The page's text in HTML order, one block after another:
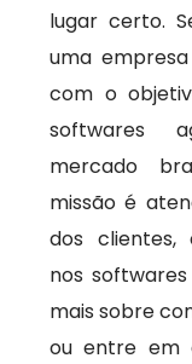
lugar certo.
uma
com o
softwares
mercado
missão é
dos clientes,
nos softwares
mais sobre
ou entre em